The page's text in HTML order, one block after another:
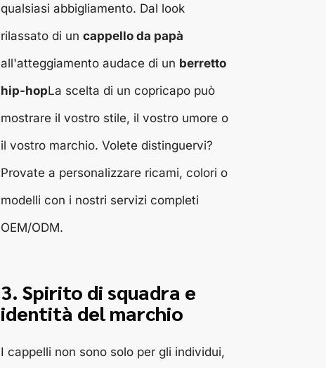
qualsiasi abbigliamento. Dal look
rilassato di un cappello da papà
all'atteggiamento audace di un berretto
hip-hopLa scelta di un copricapo può
mostrare il vostro stile, il vostro umore o
il vostro marchio. Volete distinguervi?
Provate a personalizzare ricami, colori o
modelli con i nostri servizi completi
OEM/ODM.
3. Spirito di squadra e
identità del marchio
I cappelli non sono solo per gli individui,